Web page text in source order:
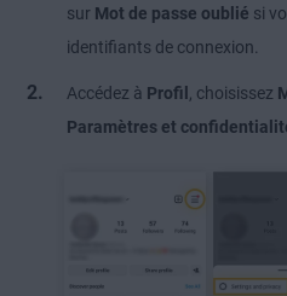
sur Mot de passe oublié si
identifiants de connexion.
Accédez à Profil , choisissez
Paramètres et